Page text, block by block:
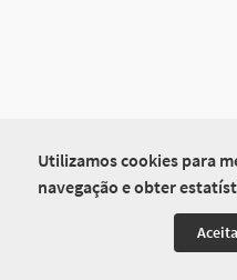
Utilizamos cookies para
navegação e obter